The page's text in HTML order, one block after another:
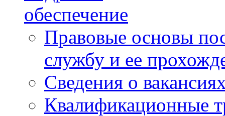
обеспечение
Правовые основы
службу и ее
Сведения о
Квалификационные